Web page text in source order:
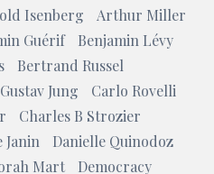
Isenberg
Arthur Miller
Guérif
Benjamin Lévy
Bertrand Russel
Jung
Carlo Rovelli
Charles B Strozier
Janin
Danielle Quinodoz
Mart
Democracy